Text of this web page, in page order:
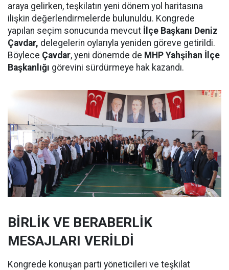
araya gelirken, teşkilatın yeni dönem yol haritasına
ilişkin değerlendirmelerde bulunuldu. Kongrede
yapılan seçim sonucunda mevcut İlçe Başkanı Deniz
Çavdar, delegelerin oylarıyla yeniden göreve getirildi.
Böylece Çavdar, yeni dönemde de MHP Yahşihan İlçe
Başkanlığı görevini sürdürmeye hak kazandı.
BİRLİK VE BERABERLİK
MESAJLARI VERİLDİ
Kongrede konuşan parti yöneticileri ve teşkilat